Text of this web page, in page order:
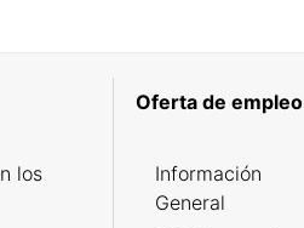
los
Oferta de empleo
Información
General